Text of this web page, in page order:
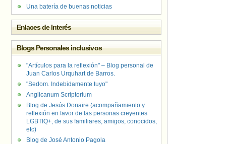
Una batería de buenas noticias
Enlaces de Interés
Blogs Personales inclusivos
"Artículos para la reflexión" – Blog personal de
Juan Carlos Urquhart de Barros.
"Sedom. Indebidamente tuyo"
Anglicanum Scriptorium
Blog de Jesús Donaire (acompañamiento y
reflexión en favor de las personas creyentes
LGBTIQ+, de sus familiares, amigos, conocidos,
etc)
Blog de José Antonio Pagola